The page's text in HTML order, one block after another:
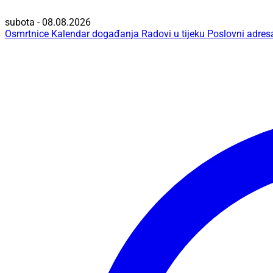
subota - 08.08.2026
Osmrtnice Kalendar događanja Radovi u tijeku Poslovni